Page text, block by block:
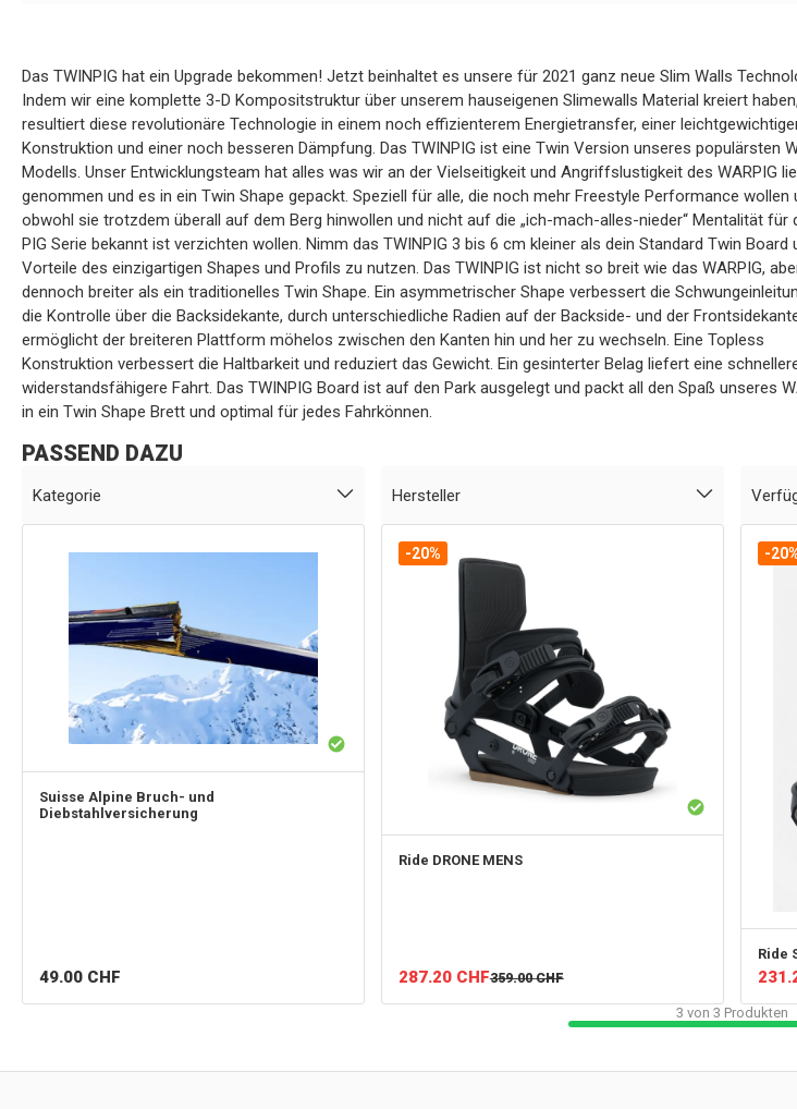
Das TWINPIG hat ein Upgrade bekommen! Jetzt beinhaltet es unsere für 2021 ganz neue Slim Walls
Indem wir eine komplette 3-D Kompositstruktur über unserem hauseigenen Slimewalls Material kreiert haben,
resultiert diese revolutionäre Technologie in einem noch effizienterem Energietransfer, einer
Konstruktion und einer noch besseren Dämpfung. Das TWINPIG ist eine Twin Version unseres populärsten
Modells. Unser Entwicklungsteam hat alles was wir an der Vielseitigkeit und Angriffslustigkeit des WARPIG
genommen und es in ein Twin Shape gepackt. Speziell für alle, die noch mehr Freestyle Performance wollen
obwohl sie trotzdem überall auf dem Berg hinwollen und nicht auf die „ich-mach-alles-nieder“ Mentalität für
PIG Serie bekannt ist verzichten wollen. Nimm das TWINPIG 3 bis 6 cm kleiner als dein Standard Twin Board
Vorteile des einzigartigen Shapes und Profils zu nutzen. Das TWINPIG ist nicht so breit wie das WARPIG,
dennoch breiter als ein traditionelles Twin Shape. Ein asymmetrischer Shape verbessert die
die Kontrolle über die Backsidekante, durch unterschiedliche Radien auf der Backside- und der
ermöglicht der breiteren Plattform möhelos zwischen den Kanten hin und her zu wechseln. Eine Topless
Konstruktion verbessert die Haltbarkeit und reduziert das Gewicht. Ein gesinterter Belag liefert eine
widerstandsfähigere Fahrt. Das TWINPIG Board ist auf den Park ausgelegt und packt all den Spaß unseres
in ein Twin Shape Brett und optimal für jedes Fahrkönnen.
PASSEND DAZU
Kategorie Hersteller
Suisse Alpine Bruch- und
Diebstahlversicherung
49.00 CHF
-20%
Ride DRONE MENS
287.20 CHF359.00 CHF
-
Ride
3 von 3 Produkten